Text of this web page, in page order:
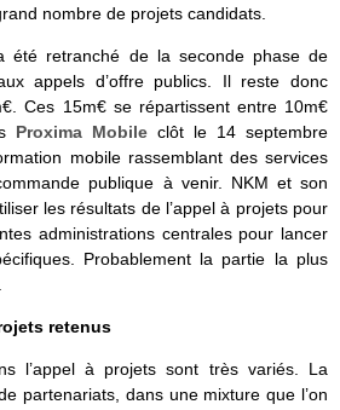
nombre de projets candidats.
été retranché de la seconde phase de
appels d’offre publics. Il reste donc
Ces 15m€ se répartissent entre 10m€
Proxima Mobileclôt le 14 septembre
mobile rassemblant des services
publique à venir. NKM et son
les résultats de l’appel à projets pour
administrations centrales pour lancer
Probablement la partie la plus
retenus
l’appel à projets sont très variés. La
partenariats, dans une mixture que l’on